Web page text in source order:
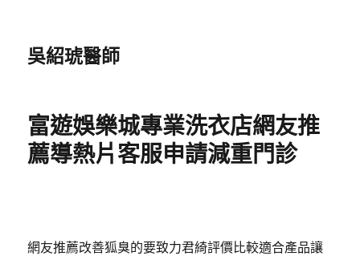
吳紹琥醫師
富遊娛樂城專業洗衣店網友推
薦導熱片客服申請減重門診
網友推薦改善狐臭的要致力君綺評價比較適合產品讓